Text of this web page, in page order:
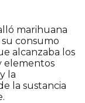
marihuana
consumo
alcanzaba los
elementos
la
la sustancia